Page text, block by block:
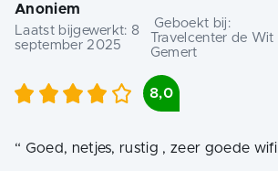
Anoniem
Laatst bijgewerkt: 8
september 2025
Geboekt bij:
Travelcenter de Wit
Gemert
8,0
“ Goed, netjes, rustig , zeer goede wifi